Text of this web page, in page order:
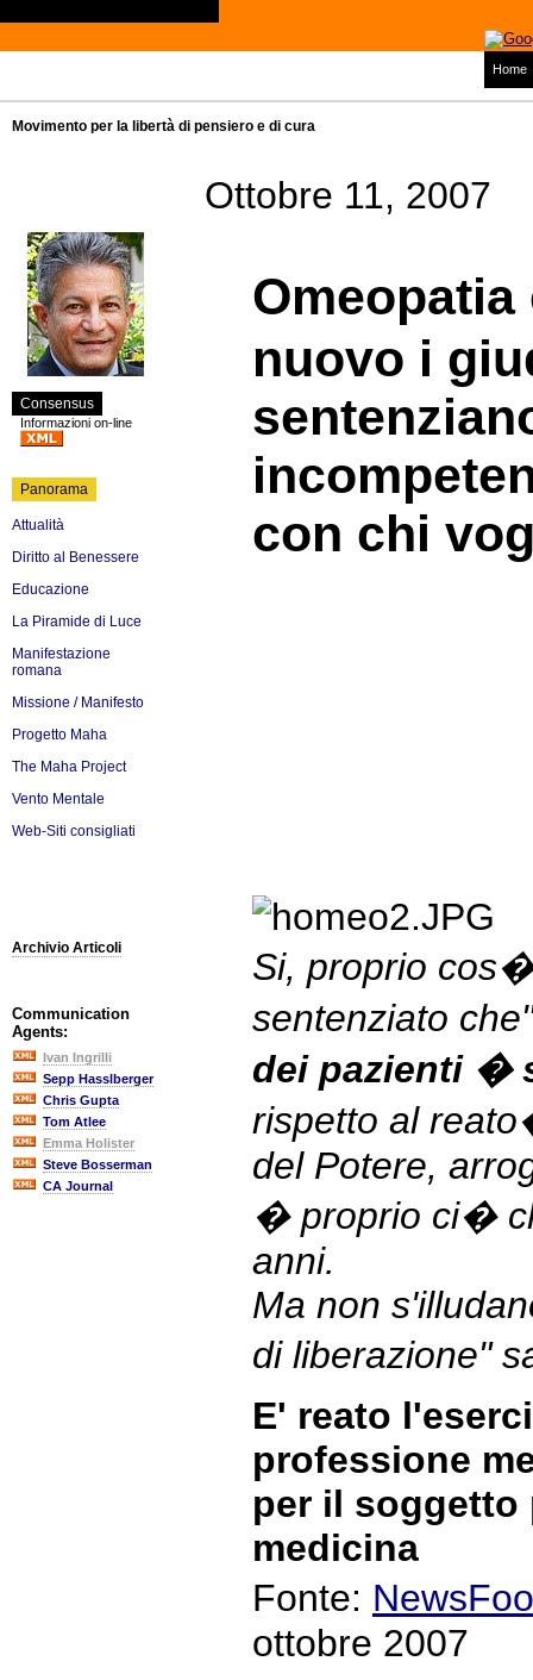
Home
Movimento per la libertà di pensiero e di cura
Consensus
Informazioni on-line
Panorama
Attualità
Diritto al Benessere
Educazione
La Piramide di Luce
Manifestazione
romana
Missione / Manifesto
Progetto Maha
The Maha Project
Vento Mentale
Web-Siti consigliati
Archivio Articoli
Communication
Agents:
Ivan Ingrilli
Sepp Hasslberger
Chris Gupta
Tom Atlee
Emma Holister
Steve Bosserman
CA Journal
Ottobre 11, 2007
nuovo i
con chi
Si, proprio
sentenziato
dei pazienti �
rispetto al
del Potere,
� proprio ci�
anni.
Ma non
di liberazione"
E' reato
professione
per il soggetto
medicina
Fonte:
ottobre 2007